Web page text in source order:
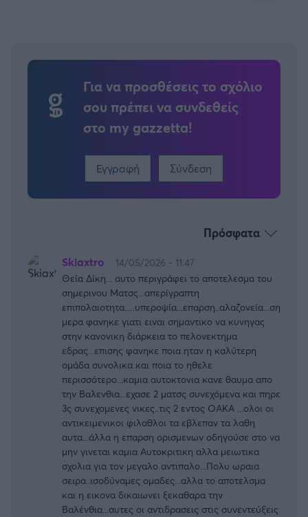
Για να προσθέσεις το σχόλιο
σου πρέπει να συνδεθείς
στο my gazzetta!
Εγγραφή Σύνδεση
Πρόσφατα
Skiaxtro
14/05/2026 - 11:47
Θεία Δίκη... αυτο περιγράφει το αποτελεσμα του
σημερινου Ματσς...απερίγραπτη
επιπολαιοτητα.....υπεροψία...επαρση..αλαζονεία...ση
μερα φανηκε γιατι ειναι σημαντικο να κυνηγας
στην κανονικη διάρκεια το πελονεκτημα
εδρας...επισης φανηκε ποια ηταν η καλύτερη
ομάδα συνολικα και ποια το ηθελε
περισσότερο...καμια αυτοκτονια κανε θαυμα απο
την Βαλενθια...εχασε 2 ματσς συνεχόμενα και πηρε
3ς συνεχομενες νικες..τις 2 εντος ΟΑΚΑ ...ολοι οι
αντικειμενικοι φιλαθλοι τα εβλεπαν τα λαθη
αυτα...άλλα η επαρση ορισμενων οδηγούσε στο να
μην γινεται καμια Αυτοκριτικη αλλα μειωτικα
σχολια για τον μεγαλο αντιπαλο...Πολυ ωραια
σειρα..ισοδύναμες ομαδες...αλλα το αποτελσμα
και η εικονα δικαιωνει ξεκαθαρα την
Βαλένθια...αυτες οι αντιδρασεις στις συνεντεύξεις